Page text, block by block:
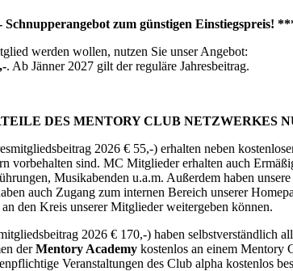
zum günstigen Einstiegspreis!
werden wollen, nutzen Sie unser Angebot:
. Ab Jänner 2027 gilt der reguläre Jahresbeitrag.
DES MENTORY CLUB NETZWERKES
2026 € 55,-) erhalten neben
vorbehalten sind. MC Mitglieder erhalten auch
Musikabenden u.a.m. Außerdem haben
auch Zugang zum internen Bereich unserer
den Kreis unserer Mitglieder weitergeben können.
2026 € 170,-) haben selbstverständlich
derMentory Academy kostenlos an einem Mentory
Veranstaltungen des Club alpha kostenlos